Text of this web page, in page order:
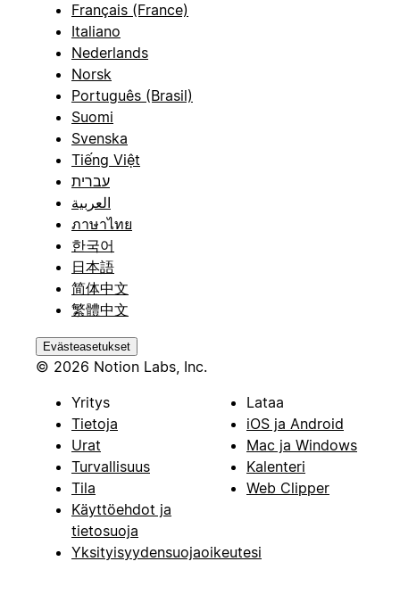
Français (France)
Italiano
Nederlands
Norsk
Português (Brasil)
Suomi
Svenska
Tiếng Việt
עברית
العربية
ภาษาไทย
한국어
日本語
简体中文
繁體中文
Evästeasetukset
© 2026 Notion Labs, Inc.
Yritys
Tietoja
Urat
Turvallisuus
Tila
Käyttöehdot ja
tietosuoja
Yksityisyydensuojaoikeutesi
Lataa
iOS ja Android
Mac ja Windows
Kalenteri
Web Clipper